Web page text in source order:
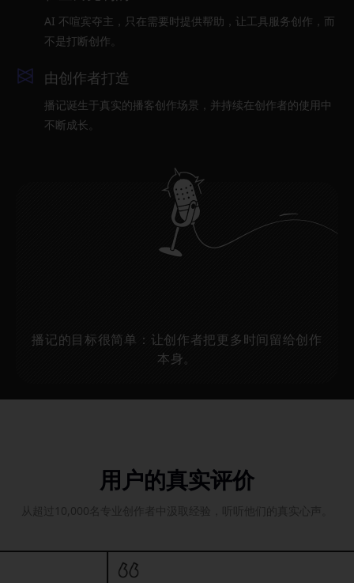
AI 不喧宾夺主，只在需要时提供帮助，让工具服务创作，而
不是打断创作。
由创作者打造
播记诞生于真实的播客创作场景，并持续在创作者的使用中
不断成长。
播记的目标很简单：让创作者把更多时间留给创作
本身。
用户的真实评价
从超过10,000名专业创作者中汲取经验，听听他们的真实心声。